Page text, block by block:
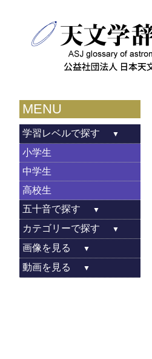
MENU
学習レベルで探す
小学生
中学生
高校生
五十音で探す
カテゴリーで探す
画像を見る
動画を見る